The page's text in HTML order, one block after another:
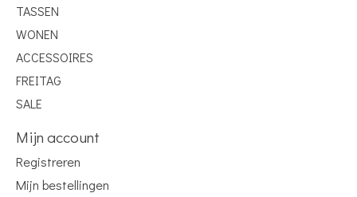
TASSEN
WONEN
ACCESSOIRES
FREITAG
SALE
Mijn account
Registreren
Mijn bestellingen